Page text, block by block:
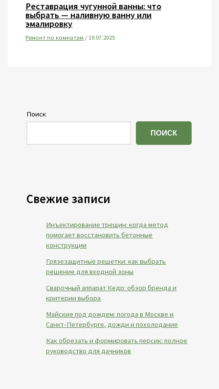
Реставрация чугунной ванны: что
выбрать — наливную ванну или
эмалировку
Ремонт по комнатам /19.07.2025
Поиск
ПОИСК
Свежие записи
Инъектирование трещин: когда метод
помогает восстановить бетонные
конструкции
Грязезащитные решетки: как выбрать
решение для входной зоны
Сварочный аппарат Кедр: обзор бренда и
критерии выбора
Майские под дождем: погода в Москве и
Санкт-Петербурге, дожди и похолодание
Как обрезать и формировать персик: полное
руководство для дачников